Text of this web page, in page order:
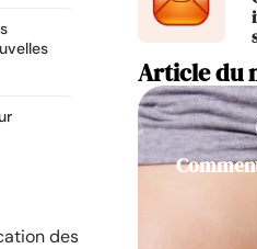
des
Article du